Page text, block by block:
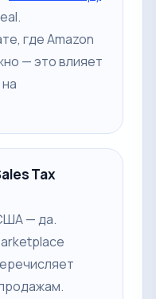
где Amazon
— это влияет
Tax
— да.